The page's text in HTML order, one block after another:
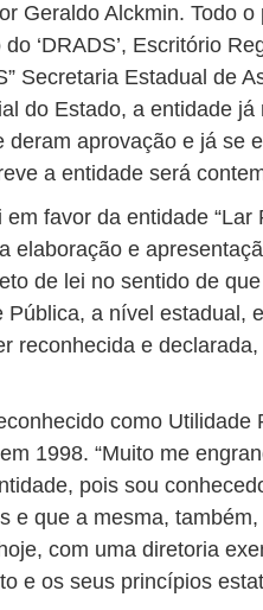
Geraldo Alckmin. Todo
‘DRADS’, Escritório
Secretaria Estadual de
do Estado, a entidade
deram aprovação e já se
a entidade será
favor da entidade “Lar
elaboração e
de lei no sentido de
Pública, a nível estadual,
reconhecida e
como Utilidade
1998. “Muito me
pois sou
e que a mesma,
com uma diretoria
e os seus princípios